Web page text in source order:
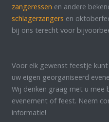
zangeressen en andere
schlagerzangers en
bij ons terecht voor
Voor elk gewenst feestje
uw eigen georganiseerd
Wij denken graag met u mee
evenement of feest. Neem
informatie!